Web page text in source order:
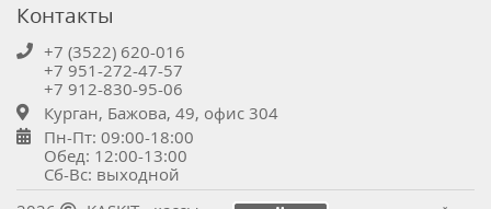
Контакты
+7 (3522) 620-016
+7 951-272-47-57
+7 912-830-95-06
Курган, Бажова, 49, офис 304
Пн-Пт: 09:00-18:00
Обед: 12:00-13:00
Сб-Вс: выходной